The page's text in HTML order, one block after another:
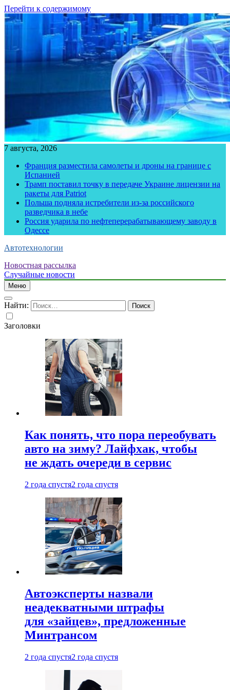
Перейти к содержимому
7 августа, 2026
Франция разместила самолеты и дроны на границе с
Испанией
Трамп поставил точку в передаче Украине лицензии на
ракеты для Patriot
Польша подняла истребители из-за российского
разведчика в небе
Россия ударила по нефтеперерабатывающему заводу в
Одессе
Автотехнологии
Новостная рассылка
Случайные новости
Меню
Найти:
Заголовки
Как понять, что пора переобувать
авто на зиму? Лайфхак, чтобы
не ждать очереди в сервис
2 года спустя2 года спустя
Автоэксперты назвали
неадекватными штрафы
для «зайцев», предложенные
Минтрансом
2 года спустя2 года спустя